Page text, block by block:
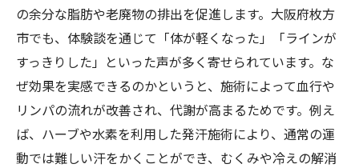
の余分な脂肪や老廃物の排出を促進します。大阪府枚方
市でも、体験談を通じて「体が軽くなった」「ラインが
すっきりした」といった声が多く寄せられています。な
ぜ効果を実感できるのかというと、施術によって血行や
リンパの流れが改善され、代謝が高まるためです。例え
ば、ハーブや水素を利用した発汗施術により、通常の運
動では難しい汗をかくことができ、むくみや冷えの解消